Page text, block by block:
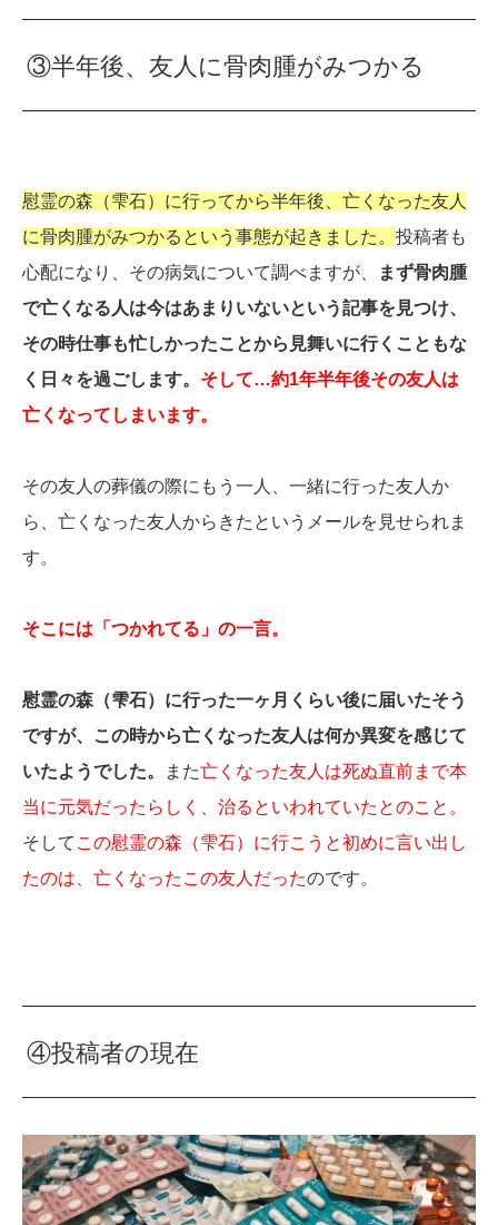
③半年後、友人に骨肉腫がみつかる
慰霊の森（雫石）に行ってから半年後、亡くなった友人
に骨肉腫がみつかるという事態が起きました。 投稿者も
心配になり、その病気について調べますが、
まず骨肉腫
で亡くなる人は今はあまりいないという記事を見つけ、
その時仕事も忙しかったことから見舞いに行くこともな
く日々を過ごします。 そして…約1年半年後その友人は
亡くなってしまいます。
その友人の葬儀の際にもう一人、一緒に行った友人か
ら、亡くなった友人からきたというメールを見せられま
す。
そこには「つかれてる」の一言。
慰霊の森（雫石）に行った一ヶ月くらい後に届いたそう
ですが、この時から亡くなった友人は何か異変を感じて
いたようでした。
また亡くなった友人は死ぬ直前まで本
当に元気だったらしく、治るといわれていたとのこと。
そして この慰霊の森（雫石）に行こうと初めに言い出し
たのは、亡くなったこの友人だったのです。
④投稿者の現在